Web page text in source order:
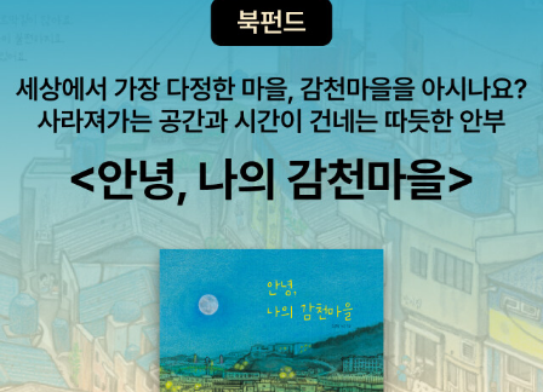
고, 자신의 목소리에 귀를 기울여야 한다. 이를 통해 자신이 중요
하게 생각하는 가치를 되새겨 볼 수 있고, 자신의 실질적 삶에서
필수적인 부분이 무엇인지 살펴볼 수 있기 때문이다. 우리의 직장
생활이 의미가 있으려면 우리가 일하는 이유에 대한 답이 나와야
한다. 또한 일에 대한 근본적인 관계 변화를 도모하고 새로이 세
운 기준들이 자신의 생태 리듬에 부합하는지 알아보려면 다음과
같은 질문을 해봐야 한다. - 자신의 결심을 구체적으로 실행할 때
어떤 결과가 생기는가? 예를 들어 시간제로 일하면 급여가 줄어
들 수도 있는데, 그에 대한 마음의 준비는 되어 있는가? - 이 새로
운 결정은 자신의 환경에 어떤 영향을 미치는가? 예를 들어 급여
가 삭감되면 가족들의 여가 활동에 영향이 미치는 상황에서 가족
구소장은 이렇게 주장한다. “ 우리가 나약해서가 아니라 우리 몸
결과, 스트레스 호르몬이 뇌까지 올라가면 이 호르몬은 앞으로 일
어날 상황에 대한 우리의 인지 방식까지 바꾸어 놓는다는 사실이
밝혀졌다. 호르몬의 작용으로 인해 무언가를 바라보는 방식 자체
가 달라지는 셈이다. 스트레스를 받으면 받을수록 스트레스에 대
한 우리의 대응 기제도 점차 일반화된다. 컵에 남은 물의 양을 바
라보는 방식도 달라진다. ...왜곡된 시선으로 상황을 바라보고 이
를 벗어나는 방안에 대해서도 그릇된 판단을 하기 때문이다.” 41
우울증에 빠진 사람들은 자기 앞에 닥친 일에 대해 스스로 죄책
감을 느끼지만, 스트레스 보상 반응이 퇴화된 번아웃 피해자들은